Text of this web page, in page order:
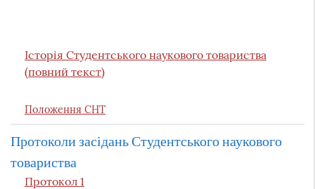
Історія Студентського наукового товариства
(повний текст)
Положення СНТ
Протоколи засідань Студентського наукового
товариства
Протокол 1